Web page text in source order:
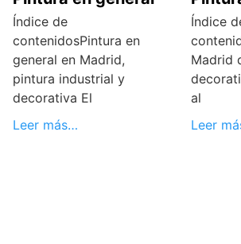
Índice de
contenidosPintura en
general en Madrid,
pintura industrial y
decorativa El
Leer más…
Índice
Madrid
al
Leer